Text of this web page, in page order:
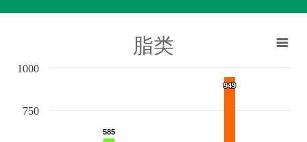
脂类
585
585
949
949
750
1000